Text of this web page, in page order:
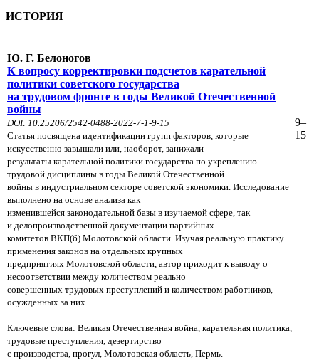
ИСТОРИЯ
Ю. Г. Белоногов
К вопросу корректировки подсчетов карательной
политики советского государства
на трудовом фронте в годы Великой Отечественной
войны
DOI: 10.25206/2542-0488-2022-7-1-9-15
Статья посвящена идентификации групп факторов, которые
искусственно завышали или, наоборот, занижали
результаты карательной политики государства по укреплению
трудовой дисциплины в годы Великой Отечественной
войны в индустриальном секторе советской экономики. Исследование
выполнено на основе анализа как
изменившейся законодательной базы в изучаемой сфере, так
и делопроизводственной документации партийных
комитетов ВКП(б) Молотовской области. Изучая реальную практику
применения законов на отдельных крупных
предприятиях Молотовской области, автор приходит к выводу о
несоответствии между количеством реально
совершенных трудовых преступлений и количеством работников,
осужденных за них.
Ключевые слова: Великая Отечественная война, карательная политика,
трудовые преступления, дезертирство
с производства, прогул, Молотовская область, Пермь.
9–
15